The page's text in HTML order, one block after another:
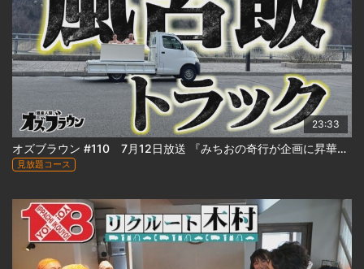
23:33
オズブラウン #110 7月12日放送 『みちおの奇行が企画に昇華！みちおの風呂飯トラック 』
見放題コース